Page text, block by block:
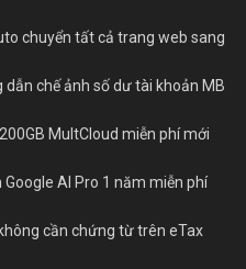
chuyển tất cả trang web sang
dẫn chế ảnh số dư tài khoản MB
MultCloud miễn phí mới
AI Pro 1 năm miễn phí
cần chứng từ trên eTax